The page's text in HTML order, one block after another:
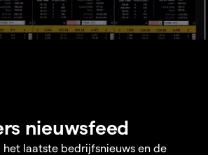
nieuwsfeed
het laatste bedrijfsnieuws en de